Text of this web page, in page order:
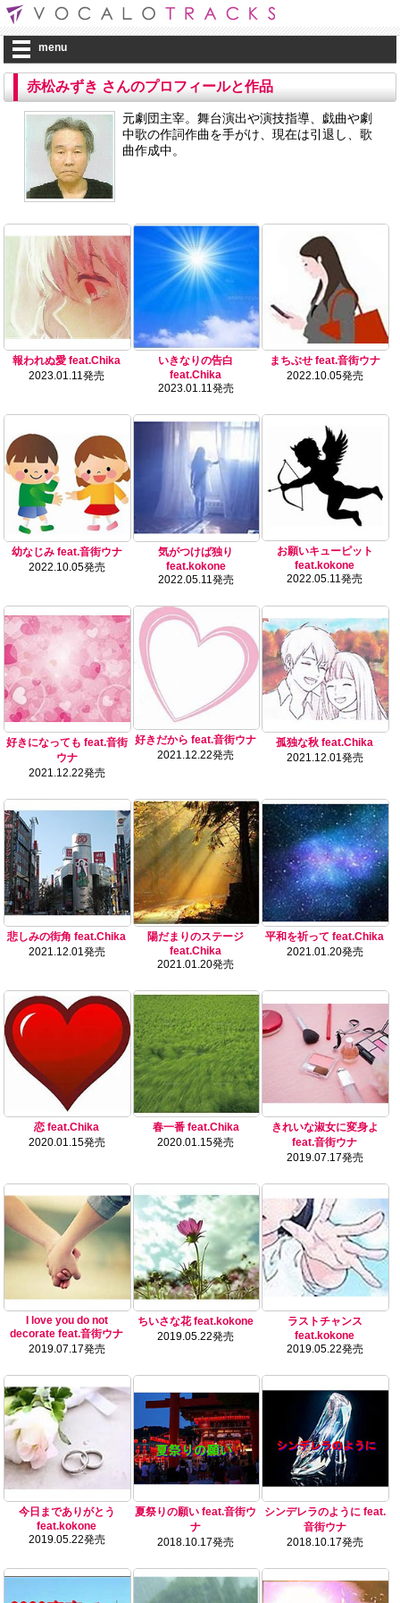
menu
赤松みずき さんのプロフィールと作品
元劇団主宰。舞台演出や演技指導、戯曲や劇
中歌の作詞作曲を手がけ、現在は引退し、歌
曲作成中。
報われぬ愛 feat.Chika
2023.01.11発売
いきなりの告白
feat.Chika
2023.01.11発売
まちぶせ feat.音街ウナ
2022.10.05発売
幼なじみ feat.音街ウナ
2022.10.05発売
気がつけば独り
feat.kokone
2022.05.11発売
お願いキューピット
feat.kokone
2022.05.11発売
好きになっても feat.音街
ウナ
2021.12.22発売
好きだから feat.音街ウナ
2021.12.22発売
孤独な秋 feat.Chika
2021.12.01発売
悲しみの街角 feat.Chika
2021.12.01発売
陽だまりのステージ
feat.Chika
2021.01.20発売
平和を祈って feat.Chika
2021.01.20発売
恋 feat.Chika
2020.01.15発売
春一番 feat.Chika
2020.01.15発売
きれいな淑女に変身よ
feat.音街ウナ
2019.07.17発売
I love you do not
decorate feat.音街ウナ
2019.07.17発売
ちいさな花 feat.kokone
2019.05.22発売
ラストチャンス
feat.kokone
2019.05.22発売
今日までありがとう
feat.kokone
2019.05.22発売
夏祭りの願い feat.音街ウ
ナ
2018.10.17発売
シンデレラのように feat.
音街ウナ
2018.10.17発売